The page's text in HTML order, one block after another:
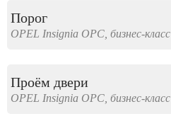
Порог
OPEL Insignia OPC, бизнес-класс
Проём двери
OPEL Insignia OPC, бизнес-класс